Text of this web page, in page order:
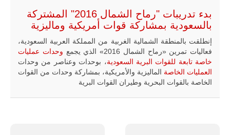
بدء تدريبات "رماح الشمال 2016" المشتركة
بالسعودية بمشاركة قوات أمريكية وماليزية
إنطلقت بالمنطقة الشمالية الغربية من المملكة العربية السعودية،
فعاليات تمرين «رماح الشمال 2016» الذي يجمع
وحدات عمليات
خاصة تابعة للقوات البرية السعودية، بوحدات وعناصر من وحدات
العمليات الخاصة الماليزية والأمريكية، بمشاركة وحدات من القوات
الخاصة بالقوات البحرية وطيران القوات البرية